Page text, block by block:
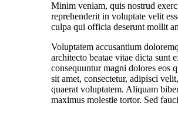
Minim veniam, quis nostrud
reprehenderit in voluptate velit
culpa qui officia deserunt mollit
Voluptatem accusantium
architecto beatae vitae dicta sunt
consequuntur magni dolores eos
sit amet, consectetur, adipisci
quaerat voluptatem. Aliquam
maximus molestie tortor. Sed